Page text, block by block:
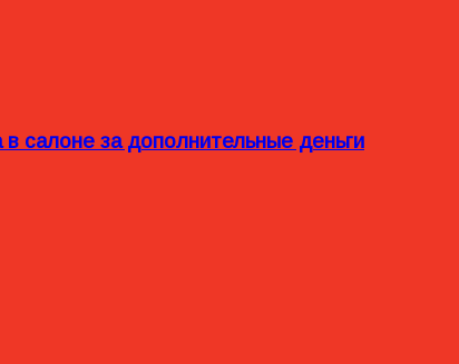
салоне за дополнительные деньги